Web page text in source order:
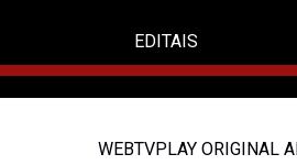
EDITAIS
WEBTVPLAY ORIGINAL